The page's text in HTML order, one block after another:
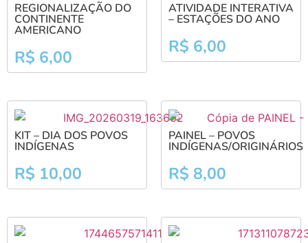
REGIONALIZAÇÃO DO
CONTINENTE
AMERICANO
R$ 6,00
ATIVIDADE INTERATIVA
– ESTAÇÕES DO ANO
R$ 6,00
KIT – DIA DOS POVOS
INDÍGENAS
R$ 10,00
PAINEL – POVOS
INDÍGENAS/ORIGINÁRIOS
R$ 8,00